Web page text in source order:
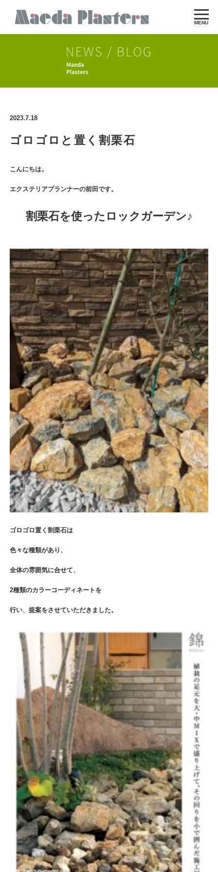
MENU
2023.7.18
ゴロゴロと置く割栗石
こんにちは。
エクステリアプランナーの前田です。
割栗石を使ったロックガーデン♪
ゴロゴロ置く割栗石は
色々な種類があり、
全体の雰囲気に合せて、
2種類のカラーコーディネートを
行い、提案をさせていただきました。